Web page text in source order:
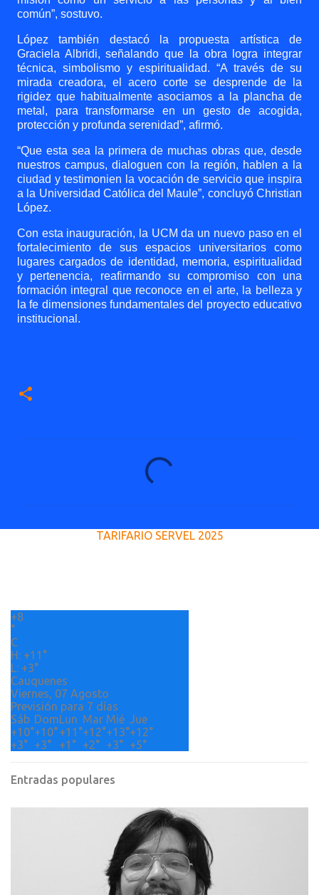
común”, sostuvo.
López también destacó la propuesta artística de
Graciela Albridi, señalando que la obra logra integrar
técnica, simbolismo y espiritualidad. “A través de su
mirada creadora, el acero corte se desprende de la
rigidez que habitualmente asociamos a la plancha de
metal, para transformarse en un gesto de acogida,
protección y profunda serenidad”, afirmó.
“Que esta sea la primera de muchas obras que, desde
nuestros campus, dialoguen con la región, hablen a la
ciudad y testimonien la vocación de servicio que inspira
a la Universidad Católica del Maule”, concluyó Christian
López.
Con esta inauguración, la UCM da un nuevo paso en el
fortalecimiento de sus espacios universitarios como
lugares cargados de identidad, memoria, espiritualidad
y pertenencia, reafirmando su compromiso con una
formación integral que reconoce en el arte, la belleza y
la fe dimensiones fundamentales del proyecto educativo
institucional.
i
s
TARIFARIO SERVEL 2025
+8
°
C
H: +11°
L: +3°
Cauquenes
Viernes, 07 Agosto
Previsión para 7 días
Sáb DomLun Mar Mié Jue
+10°+10°+11°+12°+13°+12°
+3° +3° +1° +2° +3° +5°
Entradas populares